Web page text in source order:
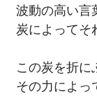
波動の高い言
炭によってそ
この炭を折に
その力によっ